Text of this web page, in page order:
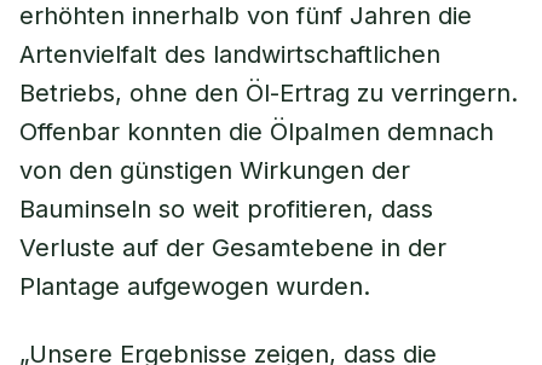
erhöhten innerhalb von fünf Jahren die
Artenvielfalt des landwirtschaftlichen
Betriebs, ohne den Öl-Ertrag zu verringern.
Offenbar konnten die Ölpalmen demnach
von den günstigen Wirkungen der
Bauminseln so weit profitieren, dass
Verluste auf der Gesamtebene in der
Plantage aufgewogen wurden.
„Unsere Ergebnisse zeigen, dass die